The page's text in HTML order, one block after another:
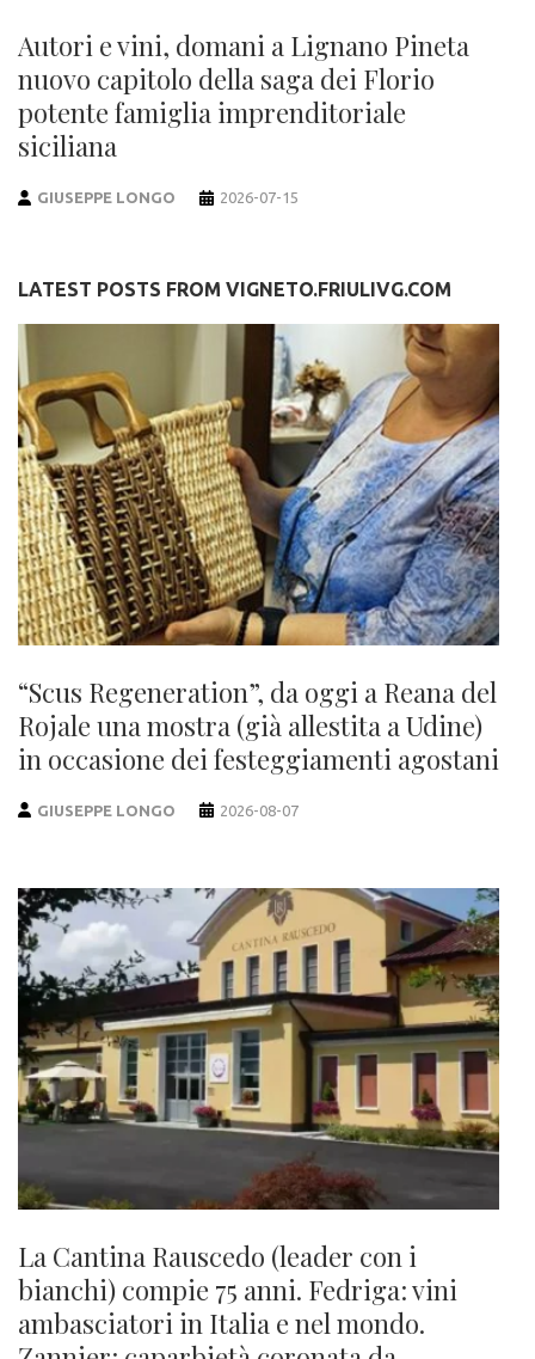
Autori e vini, domani a Lignano Pineta
nuovo capitolo della saga dei Florio
potente famiglia imprenditoriale
siciliana
GIUSEPPE LONGO 2026-07-15
LATEST POSTS FROM VIGNETO.FRIULIVG.COM
“Scus Regeneration”, da oggi a Reana del
Rojale una mostra (già allestita a Udine)
in occasione dei festeggiamenti agostani
GIUSEPPE LONGO 2026-08-07
La Cantina Rauscedo (leader con i
bianchi) compie 75 anni. Fedriga: vini
ambasciatori in Italia e nel mondo.